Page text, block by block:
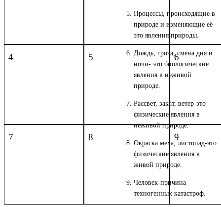
4 5 6
7 8 9
Процессы, происходящие в
природе и изменяющие её-
это явления природы.
Дождь, гроза, смена дня и
ночи- это биологические
явления в неживой
природе.
Рассвет, закат, ветер-это
физические явления в
неживой природе.
Окраска меха, листопад-это
физические явления в
живой природе.
Человек-причина
техногенных катастроф.